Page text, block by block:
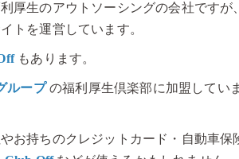
厚生のアウトソーシングの会社ですが、
トを運営しています。
もあります。
ループの福利厚生倶楽部に加盟していま
お持ちのクレジットカード・自動車保